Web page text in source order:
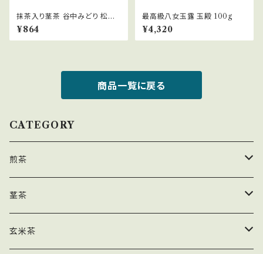
抹茶入り茎茶 谷中みどり 松印
100g
¥864
最高級八女玉露 玉殿 100g
¥4,320
商品一覧に戻る
CATEGORY
煎茶
荒茶
ティーバッグ
茎茶
徳用
玄米茶